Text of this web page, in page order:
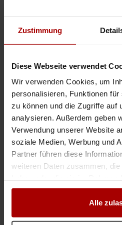
Zustimmung
Diese Webseite verwendet
Wir verwenden Cookies, um
personalisieren, Funktionen
zu können und die Zugriffe auf
analysieren. Außerdem geben
Verwendung unserer Website
soziale Medien, Werbung und
Partner führen diese
weiteren Daten zusammen,
gesammelt haben.
Alle
Regionale Aufträge &
Bau in Niebüll
Aufträge & Firmen in
Aufträge & Firmen in Sylt
Aufträge & Firmen in Flensburg
Aufträge & Firmen in Schleswig
Aufträge & Firmen in Büsum